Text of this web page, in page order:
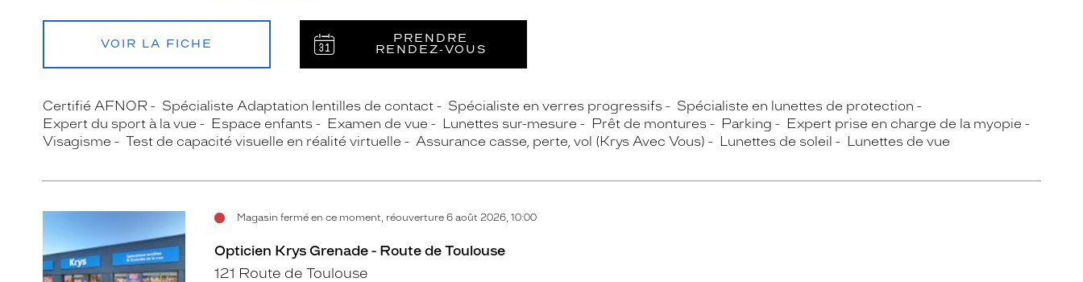
VOIR LA FICHE
PRENDRE
RENDEZ‑VOUS
Certifié AFNOR Spécialiste Adaptation lentilles de contact Spécialiste en verres progressifs
Spécialiste en lunettes de protection
Expert du sport à la vue
Espace enfants Examen de vue Lunettes sur-mesure Prêt de montures Parking
Expert prise en charge de la myopie
Visagisme
Test de capacité visuelle en réalité virtuelle Assurance casse, perte, vol (Krys Avec Vous) Lunettes de soleil Lunettes de vue
Magasin fermé en ce moment, réouverture 6 août 2026, 10:00
Opticien Krys Grenade - Route de Toulouse
121 Route de Toulouse